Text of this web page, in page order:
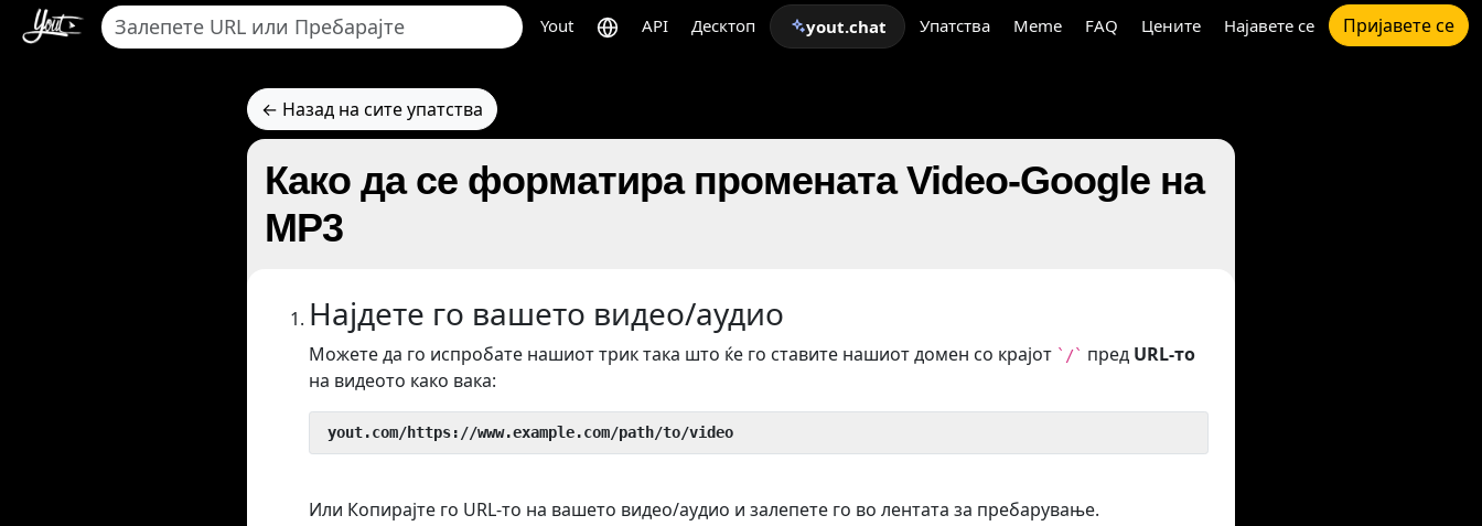
Yout API Десктоп yout.chat Упатства Meme FAQ Цените Најавете се Пријавете се
← Назад на сите упатства
Како да се форматира промената Video-Google на
MP3
Најдете го вашето видео/аудио
Можете да го испробате нашиот трик така што ќе го ставите нашиот домен со крајот `/` пред URL-то
на видеото како вака:
yout.com/https://www.example.com/path/to/video
Или Копирајте го URL-то на вашето видео/аудио и залепете го во лентата за пребарување.